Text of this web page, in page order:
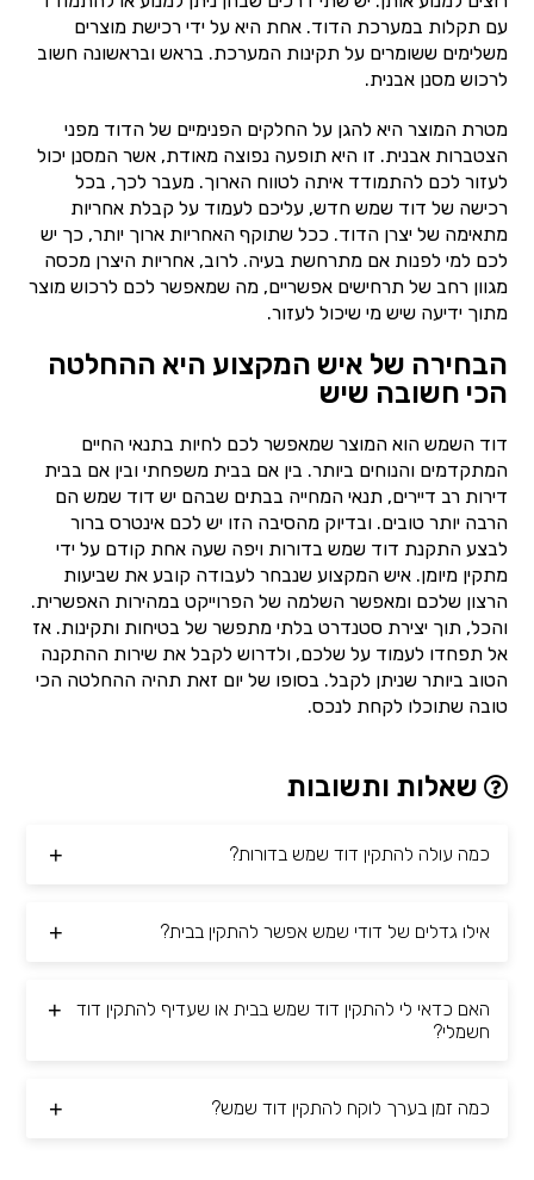
עם תקלות במערכת הדוד. אחת היא על ידי רכישת מוצרים
משלימים ששומרים על תקינות המערכת. בראש ובראשונה חשוב
לרכוש מסנן אבנית.
מטרת המוצר היא להגן על החלקים הפנימיים של הדוד מפני
הצטברות אבנית. זו היא תופעה נפוצה מאודת, אשר המסנן יכול
לעזור לכם להתמודד איתה לטווח הארוך. מעבר לכך, בכל
רכישה של דוד שמש חדש, עליכם לעמוד על קבלת אחריות
מתאימה של יצרן הדוד. ככל שתוקף האחריות ארוך יותר, כך יש
לכם למי לפנות אם מתרחשת בעיה. לרוב, אחריות היצרן מכסה
מגוון רחב של תרחישים אפשריים, מה שמאפשר לכם לרכוש מוצר
מתוך ידיעה שיש מי שיכול לעזור.
הבחירה של איש המקצוע היא ההחלטה
הכי חשובה שיש
דוד השמש הוא המוצר שמאפשר לכם לחיות בתנאי החיים
המתקדמים והנוחים ביותר. בין אם בבית משפחתי ובין אם בבית
דירות רב דיירים, תנאי המחייה בבתים שבהם יש דוד שמש הם
הרבה יותר טובים. ובדיוק מהסיבה הזו יש לכם אינטרס ברור
לבצע התקנת דוד שמש בדורות ויפה שעה אחת קודם על ידי
מתקין מיומן. איש המקצוע שנבחר לעבודה קובע את שביעות
הרצון שלכם ומאפשר השלמה של הפרוייקט במהירות האפשרית.
והכל, תוך יצירת סטנדרט בלתי מתפשר של בטיחות ותקינות. אז
אל תפחדו לעמוד על שלכם, ולדרוש לקבל את שירות ההתקנה
הטוב ביותר שניתן לקבל. בסופו של יום זאת תהיה ההחלטה הכי
טובה שתוכלו לקחת לנכס.
שאלות ותשובות
כמה עולה להתקין דוד שמש בדורות?
אילו גדלים של דודי שמש אפשר להתקין בבית?
האם כדאי לי להתקין דוד שמש בבית או שעדיף להתקין דוד
חשמלי?
כמה זמן בערך לוקח להתקין דוד שמש?